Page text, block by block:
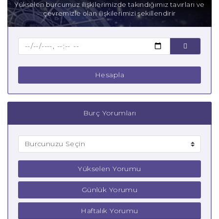
Baba Akrep Burcu
Yükselen burcumuz ilişkilerimizde takındığımız tavırları ve
çevremizle olan ilişkilerimizi şekillendirir
Hesapla
Burç Yorumları
Yükselen Yorumu
Günlük Yorumu
Haftalık Yorumu